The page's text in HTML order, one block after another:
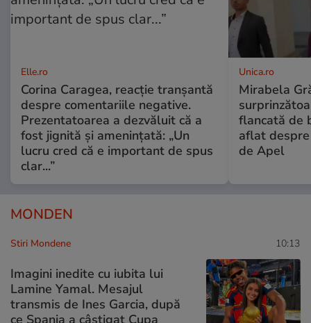
Elle.ro
Corina Caragea, reacție tranșantă
despre comentariile negative.
Prezentatoarea a dezvăluit că a
fost jignită și amenințată: „Un
lucru cred că e important de spus
clar...”
Unica.ro
Mirabela
flancată de
aflat
de Apel
MONDEN
Stiri Mondene 10:13
Imagini inedite cu iubita lui
Lamine Yamal. Mesajul
transmis de Ines Garcia, după
ce Spania a câștigat Cupa